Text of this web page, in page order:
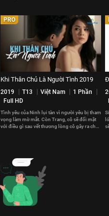
PRO
Khi Thân Chủ Là Người Tình 2019
2019 T13 Việt Nam
1 Phần
Full HD
Tình yêu của Ninh lụi tàn vì người yêu bị tham
vọng làm mờ mắt. Còn Trang, cô sẽ đối mặt
với điều gì sau vết thương lòng cô gây ra cho